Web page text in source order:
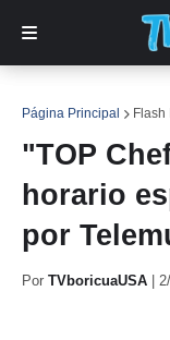
Página Principal Flash
"TOP
horario
por
Por TVboricuaUSA